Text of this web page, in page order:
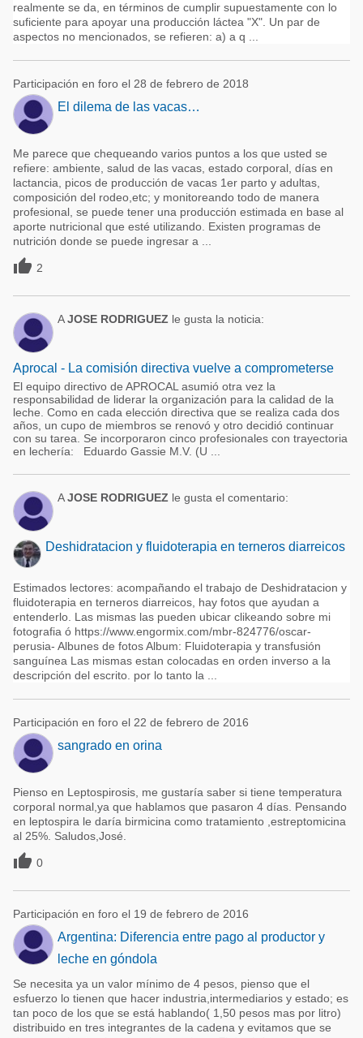
realmente se da, en términos de cumplir supuestamente con lo
suficiente para apoyar una producción láctea "X". Un par de
aspectos no mencionados, se refieren: a) a q ...
Participación en foro el 28 de febrero de 2018
El dilema de las vacas…
Me parece que chequeando varios puntos a los que usted se
refiere: ambiente, salud de las vacas, estado corporal, días en
lactancia, picos de producción de vacas 1er parto y adultas,
composición del rodeo,etc; y monitoreando todo de manera
profesional, se puede tener una producción estimada en base al
aporte nutricional que esté utilizando. Existen programas de
nutrición donde se puede ingresar a ...
 2
AJOSE RODRIGUEZ le gusta la noticia:
Aprocal - La comisión directiva vuelve a comprometerse
El equipo directivo de APROCAL asumió otra vez la
responsabilidad de liderar la organización para la calidad de la
leche. Como en cada elección directiva que se realiza cada dos
años, un cupo de miembros se renovó y otro decidió continuar
con su tarea. Se incorporaron cinco profesionales con trayectoria
en lechería: Eduardo Gassie M.V. (U ...
AJOSE RODRIGUEZ le gusta el comentario:
Deshidratacion y fluidoterapia en terneros diarreicos
Estimados lectores: acompañando el trabajo de Deshidratacion y
fluidoterapia en terneros diarreicos, hay fotos que ayudan a
entenderlo. Las mismas las pueden ubicar clikeando sobre mi
fotografia ó https://www.engormix.com/mbr-824776/oscar-
perusia- Albunes de fotos Album: Fluidoterapia y transfusión
sanguínea Las mismas estan colocadas en orden inverso a la
descripción del escrito. por lo tanto la ...
Participación en foro el 22 de febrero de 2016
sangrado en orina
Pienso en Leptospirosis, me gustaría saber si tiene temperatura
corporal normal,ya que hablamos que pasaron 4 días. Pensando
en leptospira le daría birmicina como tratamiento ,estreptomicina
al 25%. Saludos,José.
 0
Participación en foro el 19 de febrero de 2016
Argentina: Diferencia entre pago al productor y
leche en góndola
Se necesita ya un valor mínimo de 4 pesos, pienso que el
esfuerzo lo tienen que hacer industria,intermediarios y estado; es
tan poco de los que se está hablando( 1,50 pesos mas por litro)
distribuido en tres integrantes de la cadena y evitamos que se